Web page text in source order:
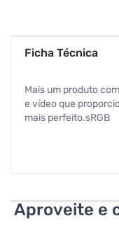
Ficha Técnica
Mais um produto
e vídeo que
mais perfeito.sRGB
Blu-Ray e HD DVD
Aproveite e